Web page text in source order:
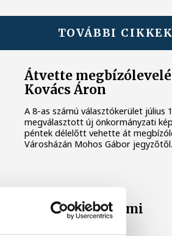
TOVÁBBI CIKKEK
Átvette
Kovács Áron
A 8-as számú választókerület július
megválasztott új önkormányzati
péntek délelőtt vehette át
Városházán Mohos Gábor jegyzőtől.
Fidesz: történelmi
győzelem volt